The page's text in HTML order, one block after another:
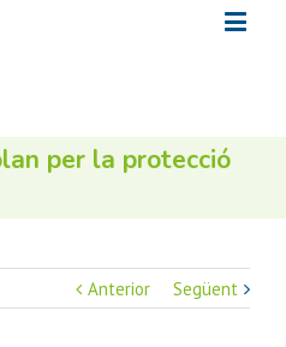
per la protecció
Anterior Següent